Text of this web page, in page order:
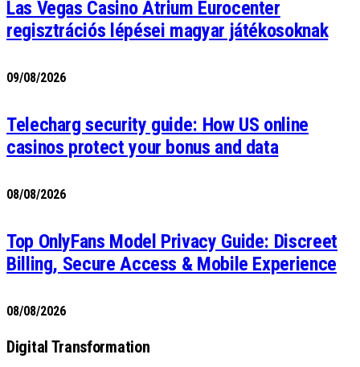
Las Vegas Casino Atrium Eurocenter
regisztrációs lépései magyar játékosoknak
09/08/2026
Telecharg security guide: How US online
casinos protect your bonus and data
08/08/2026
Top OnlyFans Model Privacy Guide: Discreet
Billing, Secure Access & Mobile Experience
08/08/2026
Digital Transformation